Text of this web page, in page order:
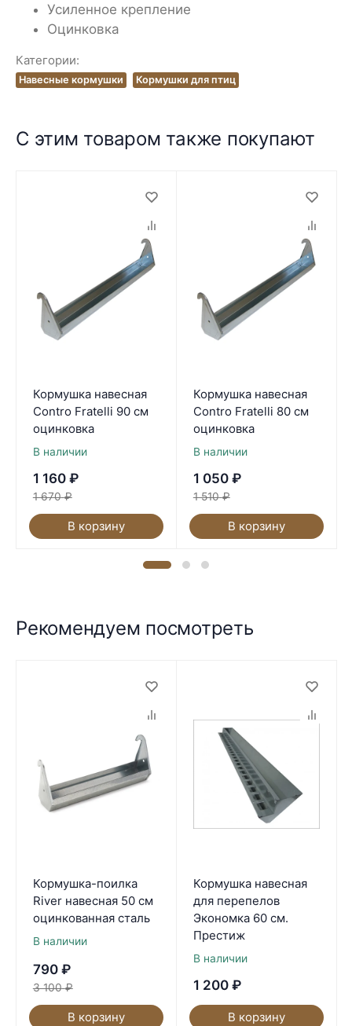
Усиленное крепление
Оцинковка
Категории:
Навесные кормушки Кормушки для птиц
С этим товаром также покупают
Кормушка навесная
Contro Fratelli 90 см
оцинковка
В наличии
1 160 ₽
1 670 ₽
В корзину
Кормушка навесная
Contro Fratelli 80 см
оцинковка
В наличии
1 050 ₽
1 510 ₽
В корзину
Рекомендуем посмотреть
Кормушка-поилка
River навесная 50 см
оцинкованная сталь
В наличии
790 ₽
3 100 ₽
В корзину
Кормушка навесная
для перепелов
Экономка 60 см.
Престиж
В наличии
1 200 ₽
В корзину